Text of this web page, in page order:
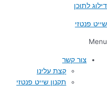
דילוג לתוכן
שייט פנטזי
Menu
צור קשר
קצת עלינו
תקנון שייט פנטזי